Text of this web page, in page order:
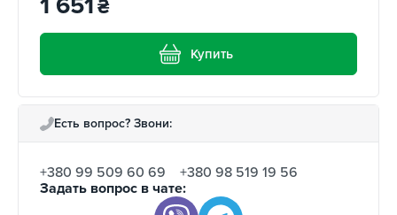
1 651₴
Купить
Есть вопрос? Звони:
+380 99 509 60 69
+380 98 519 19 56
Задать вопрос в чате: